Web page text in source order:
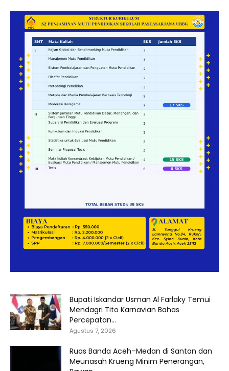
Bupati Iskandar Usman Al Farlaky Temui
Mendagri Tito Karnavian Bahas
Percepatan...
Agustus 7, 2026
Ruas Banda Aceh–Medan di Santan dan
Meunasah Krueng Minim Penerangan,